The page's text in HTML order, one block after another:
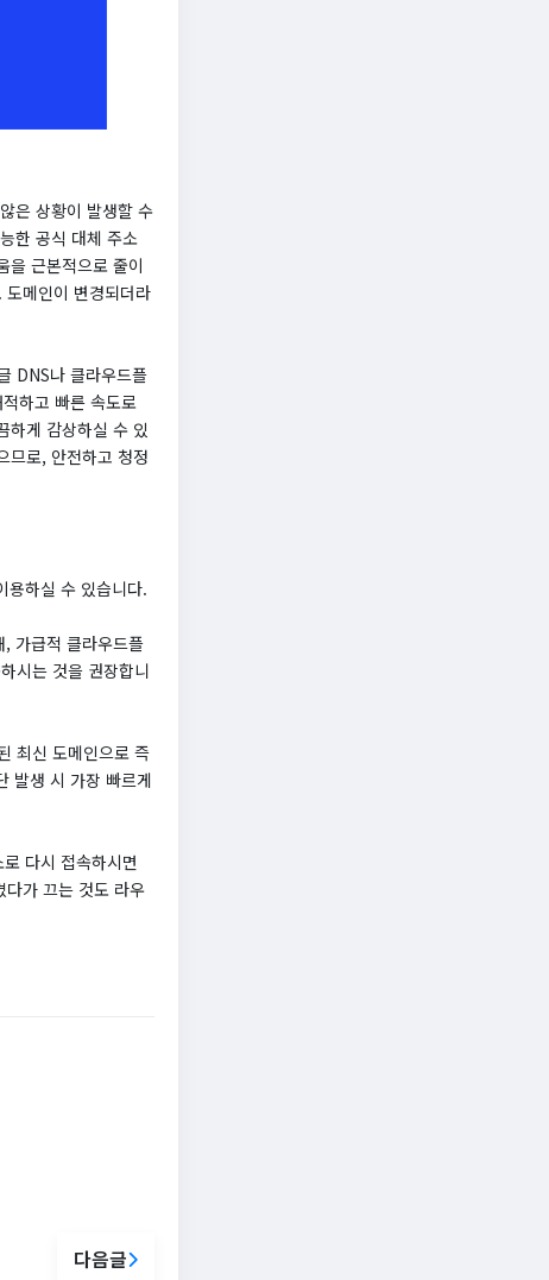
은 상황이 발생할 수
한 공식 대체 주소
을 근본적으로 줄이
메인이 변경되더라
DNS나 클라우드플
하고 빠른 속도로
하게 감상하실 수 있
므로, 안전하고 청정
용하실 수 있습니다.
가급적 클라우드플
시는 것을 권장합니
최신 도메인으로 즉
발생 시 가장 빠르게
다시 접속하시면
가 끄는 것도 라우
다음글